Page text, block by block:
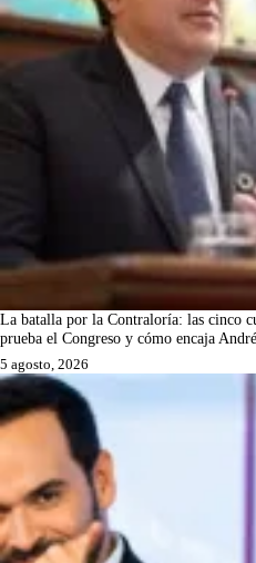
La batalla por la Contraloría: las cinco
prueba el Congreso y cómo encaja
5 agosto, 2026